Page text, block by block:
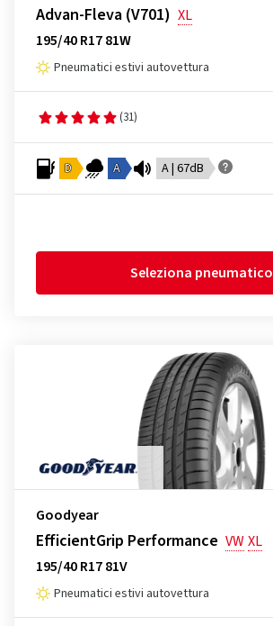
Advan-Fleva (V701) XL
195/40 R17 81W
Pneumatici estivi autovettura
(31)
D A A | 67dB
Seleziona pneumatico
Goodyear
EfficientGrip Performance VWXL
195/40 R17 81V
Pneumatici estivi autovettura